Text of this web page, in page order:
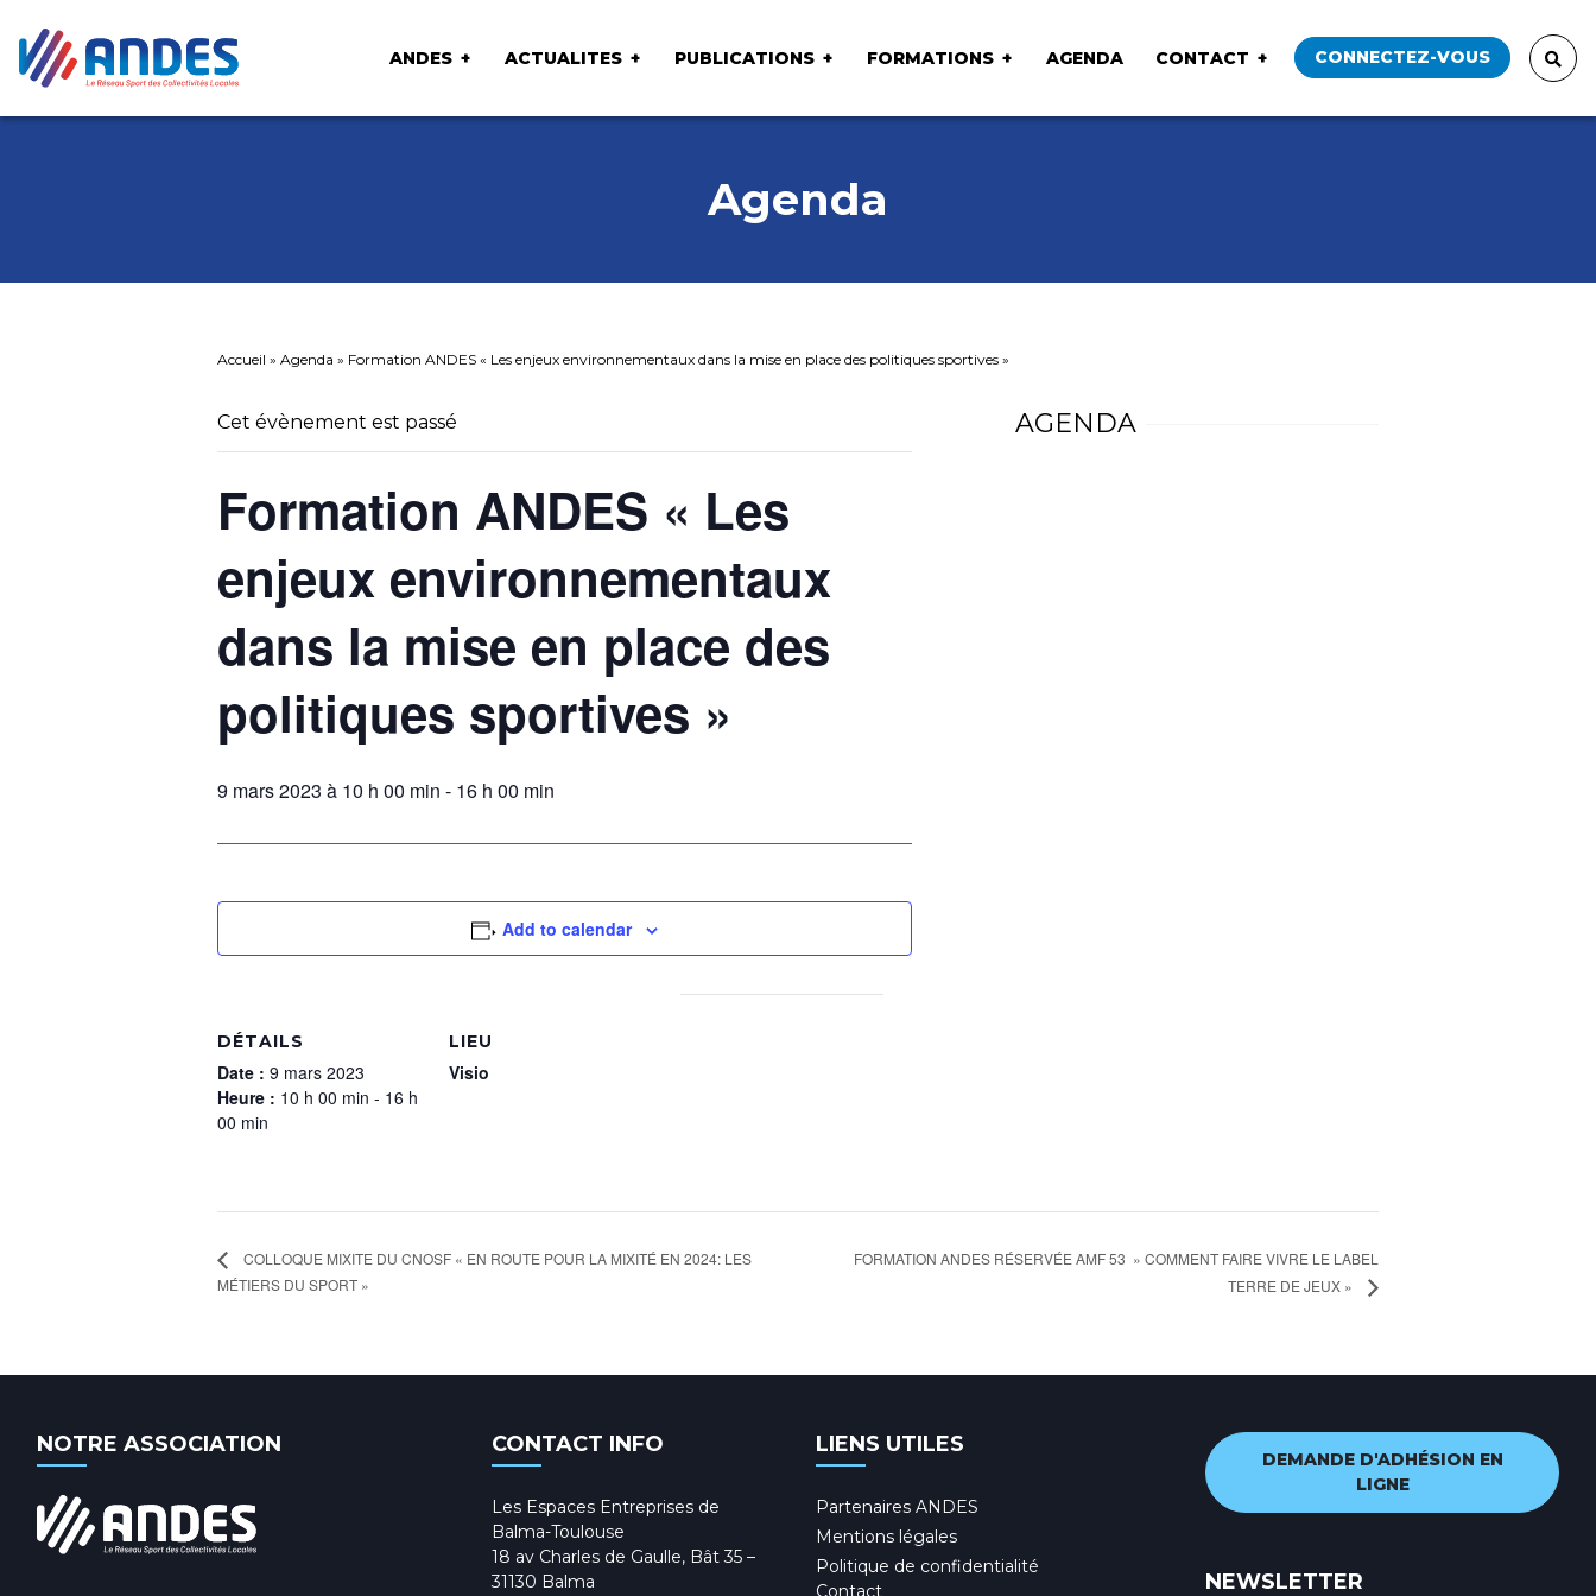
ANDES ACTUALITES PUBLICATIONS FORMATIONS AGENDA CONTACT CONNECTEZ-VOUS
Agenda
Accueil » Agenda » Formation ANDES « Les enjeux environnementaux dans la mise en place des politiques sportives »
Cet évènement est passé
Formation ANDES « Les
enjeux environnementaux
dans la mise en place des
politiques sportives »
9 mars 2023 à 10 h 00 min - 16 h 00 min
Add to calendar
DÉTAILS
Date : 9 mars 2023
Heure : 10 h 00 min - 16 h
00 min
LIEU
Visio
AGENDA
COLLOQUE MIXITE DU CNOSF « EN ROUTE POUR LA MIXITÉ EN 2024: LES
MÉTIERS DU SPORT »
FORMATION ANDES RÉSERVÉE AMF 53 » COMMENT FAIRE VIVRE LE LABEL
TERRE DE JEUX »
NOTRE ASSOCIATION CONTACT INFO
Les Espaces Entreprises de
Balma-Toulouse
18 av Charles de Gaulle, Bât 35 –
31130 Balma
LIENS UTILES
Partenaires ANDES
Mentions légales
Politique de confidentialité
Contact
DEMANDE D'ADHÉSION EN
LIGNE
NEWSLETTER